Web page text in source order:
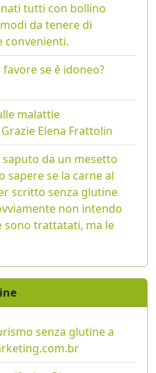
tutti con bollino
da tenere di
convenienti.
se è idoneo?
malattie
Elena Frattolin
da un mesetto
sapere se la carne al
scritto senza glutine
non intendo
trattatati, ma le
senza glutine a